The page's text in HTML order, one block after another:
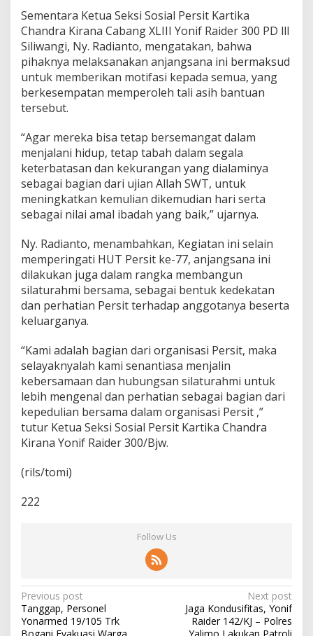
Sementara Ketua Seksi Sosial Persit Kartika
Chandra Kirana Cabang XLIII Yonif Raider 300 PD lll
Siliwangi, Ny. Radianto, mengatakan, bahwa
pihaknya melaksanakan anjangsana ini bermaksud
untuk memberikan motifasi kepada semua, yang
berkesempatan memperoleh tali asih bantuan
tersebut.
“Agar mereka bisa tetap bersemangat dalam
menjalani hidup, tetap tabah dalam segala
keterbatasan dan kekurangan yang dialaminya
sebagai bagian dari ujian Allah SWT, untuk
meningkatkan kemulian dikemudian hari serta
sebagai nilai amal ibadah yang baik,” ujarnya.
Ny. Radianto, menambahkan, Kegiatan ini selain
memperingati HUT Persit ke-77, anjangsana ini
dilakukan juga dalam rangka membangun
silaturahmi bersama, sebagai bentuk kedekatan
dan perhatian Persit terhadap anggotanya beserta
keluarganya.
“Kami adalah bagian dari organisasi Persit, maka
selayaknyalah kami senantiasa menjalin
kebersamaan dan hubungsan silaturahmi untuk
lebih mengenal dan perhatian sebagai bagian dari
kepedulian bersama dalam organisasi Persit ,”
tutur Ketua Seksi Sosial Persit Kartika Chandra
Kirana Yonif Raider 300/Bjw.
(rils/tomi)
222
Follow Us
P
o
Previous post
Tanggap, Personel
Yonarmed 19/105 Trk
Next post
Jaga Kondusifitas, Yonif
Raider 142/KJ – Polres